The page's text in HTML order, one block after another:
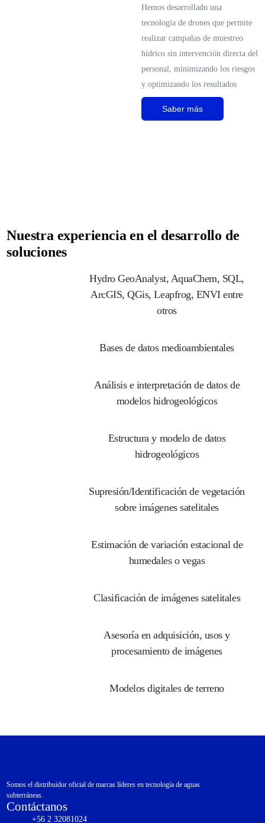
Hemos desarrollado una
tecnología de drones que permite
realizar campañas de muestreo
hídrico sin intervención directa del
personal, minimizando los riesgos
y optimizando los resultados
Saber más
Nuestra experiencia en el desarrollo de
soluciones
Hydro GeoAnalyst, AquaChem, SQL,
ArcGIS, QGis, Leapfrog, ENVI entre
otros
Bases de datos medioambientales
Análisis e interpretación de datos de
modelos hidrogeológicos
Estructura y modelo de datos
hidrogeológicos
Supresión/Identificación de vegetación
sobre imágenes satelitales
Estimación de variación estacional de
humedales o vegas
Clasificación de imágenes satelitales
Asesoría en adquisición, usos y
procesamiento de imágenes
Modelos digitales de terreno
Somos el distribuidor oficial de marcas líderes en tecnología de aguas
subterráneas.
Contáctanos
+56 2 32081024